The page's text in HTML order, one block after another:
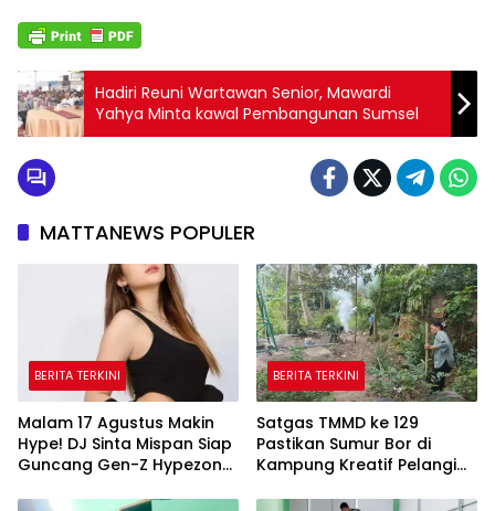
Hadiri Reuni Wartawan Senior, Mawardi
Yahya Minta kawal Pembangunan Sumsel
MATTANEWS POPULER
BERITA TERKINI
Malam 17 Agustus Makin
Hype! DJ Sinta Mispan Siap
Guncang Gen-Z Hypezone
BERITA TERKINI
Satgas TMMD ke 129
Pastikan Sumur Bor di
Kampung Kreatif Pelangi